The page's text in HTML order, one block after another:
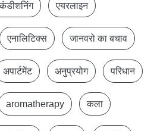
एयरलाइन
एनालिटिक्स जानवरो का बचाव
अपार्टमेंट अनुप्रयोग परिधान
aromatherapy कला